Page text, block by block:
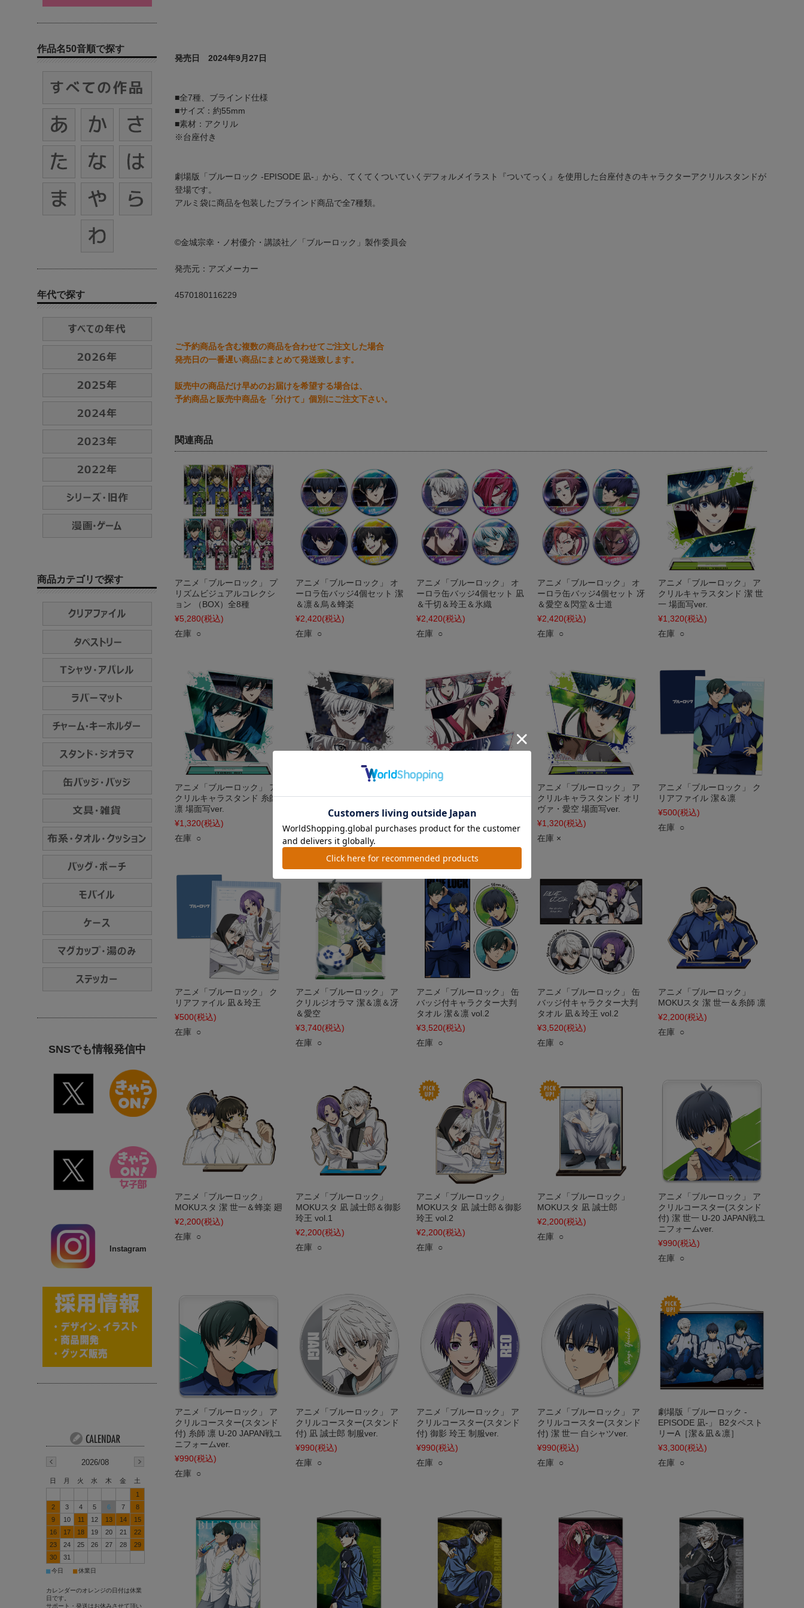
発売日 2024年9月27日
■全7種、ブラインド仕様
■サイズ：約55mm
■素材：アクリル
※台座付き
劇場版「ブルーロック -EPISODE 凪-」から、てくてくついていくデフォルメイラスト『ついてっく』を使用した台座付きのキャラクターアクリルスタンドが
登場です。
アルミ袋に商品を包装したブラインド商品で全7種類。
©金城宗幸・ノ村優介・講談社／「ブルーロック」製作委員会
発売元：アズメーカー
4570180116229
ご予約商品を含む複数の商品を合わせてご注文した場合
発売日の一番遅い商品にまとめて発送致します。
販売中の商品だけ早めのお届けを希望する場合は、
予約商品と販売中商品を「分けて」個別にご注文下さい。
関連商品
アニメ「ブルーロック」 プ
リズムビジュアルコレクシ
ョン （BOX）全8種
¥5,280(税込)
在庫 ○
アニメ「ブルーロック」 オ
ーロラ缶バッジ4個セット 潔
＆凛＆烏＆蜂楽
¥2,420(税込)
在庫 ○
アニメ「ブルーロック」 オ
ーロラ缶バッジ4個セット 凪
＆千切＆玲王＆氷織
¥2,420(税込)
在庫 ○
アニメ「ブルーロック」 オ
ーロラ缶バッジ4個セット 冴
＆愛空＆閃堂＆士道
¥2,420(税込)
在庫 ○
アニメ「ブルーロック」 ア
クリルキャラスタンド 潔 世
一 場面写ver.
¥1,320(税込)
在庫 ○
アニメ「ブルーロック」 ア
クリルキャラスタンド 糸師
凛 場面写ver.
¥1,320(税込)
在庫 ○
クリルキャラスタンド 凪 誠
士郎 場面写ver.
¥1,320
(税込)
在庫 △
クリルキャラスタンド 糸師
冴 場面写ver.
¥1,320
(税込)
アニメ「ブルーロック」 ア
クリルキャラスタンド オリ
ヴァ・愛空 場面写ver.
¥1,320(税込)
在庫 ×
アニメ「ブルーロック」 ク
リアファイル 潔＆凛
¥500(税込)
在庫 ○
アニメ「ブルーロック」 ク
リアファイル 凪＆玲王
¥500(税込)
在庫 ○
アニメ「ブルーロック」 ア
クリルジオラマ 潔＆凛＆冴
＆愛空
¥3,740(税込)
在庫 ○
アニメ「ブルーロック」 缶
バッジ付キャラクター大判
タオル 潔＆凛 vol.2
¥3,520(税込)
在庫 ○
アニメ「ブルーロック」 缶
バッジ付キャラクター大判
タオル 凪＆玲王 vol.2
¥3,520(税込)
在庫 ○
アニメ「ブルーロック」
MOKUスタ 潔 世一＆糸師 凛
¥2,200(税込)
在庫 ○
アニメ「ブルーロック」
MOKUスタ 潔 世一＆蜂楽 廻
¥2,200(税込)
在庫 ○
アニメ「ブルーロック」
MOKUスタ 凪 誠士郎＆御影
玲王 vol.1
¥2,200(税込)
在庫 ○
アニメ「ブルーロック」
MOKUスタ 凪 誠士郎＆御影
玲王 vol.2
¥2,200(税込)
在庫 ○
アニメ「ブルーロック」
MOKUスタ 凪 誠士郎
¥2,200(税込)
在庫 ○
アニメ「ブルーロック」 ア
クリルコースター(スタンド
付) 潔 世一 U-20 JAPAN戦ユ
ニフォームver.
¥990(税込)
在庫 ○
アニメ「ブルーロック」 ア
クリルコースター(スタンド
付) 糸師 凛 U-20 JAPAN戦ユ
ニフォームver.
¥990(税込)
在庫 ○
アニメ「ブルーロック」 ア
クリルコースター(スタンド
付) 凪 誠士郎 制服ver.
¥990(税込)
在庫 ○
アニメ「ブルーロック」 ア
クリルコースター(スタンド
付) 御影 玲王 制服ver.
¥990(税込)
在庫 ○
アニメ「ブルーロック」 ア
クリルコースター(スタンド
付) 潔 世一 白シャツver.
¥990(税込)
在庫 ○
劇場版「ブルーロック -
EPISODE 凪-」 B2タペスト
リーA［潔＆凪＆凛］
¥3,300(税込)
在庫 ○
作品名50音順で探す
年代で探す
商品カテゴリで探す
SNSでも情報発信中
Instagram
2026/08
日 月 火 水 木 金
土
1
2
3 4 5 6 7
8
9
10 11 12 13 14
15
16
17 18 19 20 21
22
23
24 25 26 27 28
29
30
31
■今日 ■休業日
カレンダーのオレンジの日付は休業
日です。
サポート・発送はお休みさせて頂い